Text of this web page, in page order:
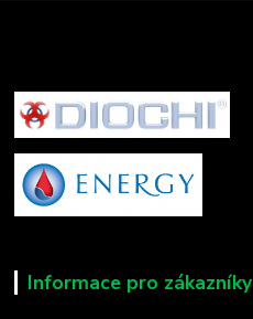
Informace pro zákazníky